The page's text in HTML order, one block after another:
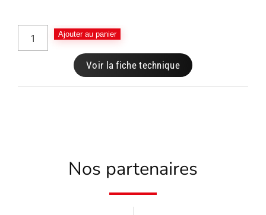
Ajouter au panier
Voir la fiche technique
Nos partenaires